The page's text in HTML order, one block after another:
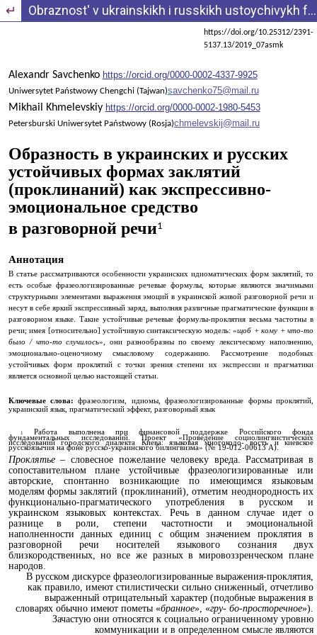
Wróć do szczegółów artykułu Obraznost' v ukrainskikh i russkikh ustoychivykh formakh zaklyatiy (proklinaniy) kak ekspressivno-emotsional'noye sredstvo v razgovornoy rechi